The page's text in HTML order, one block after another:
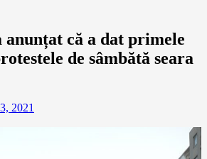
că a dat primele
de sâmbătă seara
2021